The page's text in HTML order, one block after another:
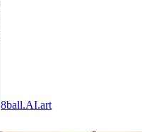
8ball.AI.art